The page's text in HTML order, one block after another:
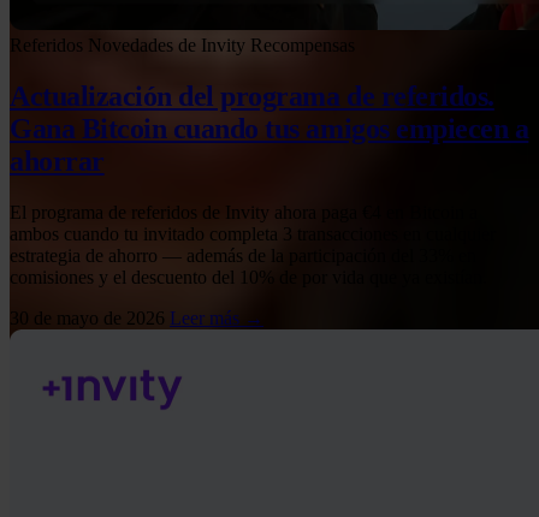
Referidos Novedades de Invity Recompensas
Actualización del programa de referidos.
Gana Bitcoin cuando tus amigos empiecen a
ahorrar
El programa de referidos de Invity ahora paga €4 en Bitcoin a
ambos cuando tu invitado completa 3 transacciones en cualquier
estrategia de ahorro — además de la participación del 33% en
comisiones y el descuento del 10% de por vida que ya existían.
30 de mayo de 2026 Leer más →